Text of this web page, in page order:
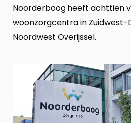
Noorderboog heeft achttien
woonzorgcentra in Zuidwest-
Noordwest Overijssel.